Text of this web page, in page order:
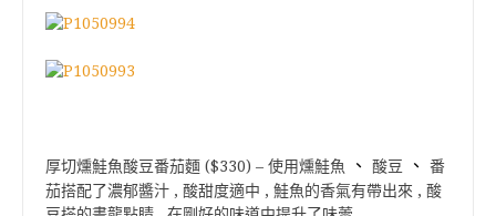
厚切燻鮭魚酸豆番茄麵 ($330) – 使用燻鮭魚 、 酸豆 、 番
茄搭配了濃郁醬汁 , 酸甜度適中 , 鮭魚的香氣有帶出來 , 酸